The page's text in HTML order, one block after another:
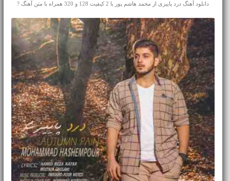
دانلود آهنگ درد پاییزی از محمد هاشم پور با 2 کیفیت 128 و 320 همراه با متن آهنگ ?